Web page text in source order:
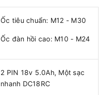
Ốc tiêu chuẩn: M12 - M30
Ốc đàn hồi cao: M10 - M24
2 PIN 18v 5.0Ah, Một sạc
nhanh DC18RC